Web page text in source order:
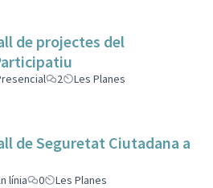
de projectes del
2
Les Planes
de Seguretat Ciutadana a
línia 0 Les Planes